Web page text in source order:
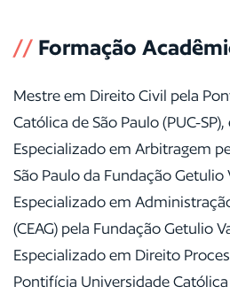
// Formação
Mestre em Direito Civil pela
Católica de São Paulo (PUC-SP),
Especializado em Arbitragem
São Paulo da Fundação Getulio
Especializado em
(CEAG) pela Fundação Getulio
Especializado em Direito
Pontifícia Universidade Católica